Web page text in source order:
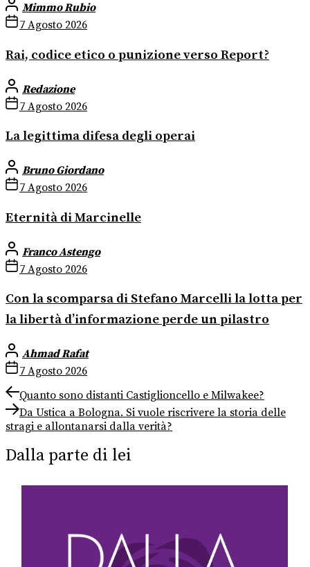
Mimmo Rubio
7 Agosto 2026
Rai, codice etico o punizione verso Report?
Redazione
7 Agosto 2026
La legittima difesa degli operai
Bruno Giordano
7 Agosto 2026
Eternità di Marcinelle
Franco Astengo
7 Agosto 2026
Con la scomparsa di Stefano Marcelli la lotta per
la libertà d’informazione perde un pilastro
Ahmad Rafat
7 Agosto 2026
Navigazione
articoli
Previous
post:
Quanto sono distanti Castiglioncello e Milwakee?
Next
post:
Da Ustica a Bologna. Si vuole riscrivere la storia delle
stragi e allontanarsi dalla verità?
Dalla parte di lei